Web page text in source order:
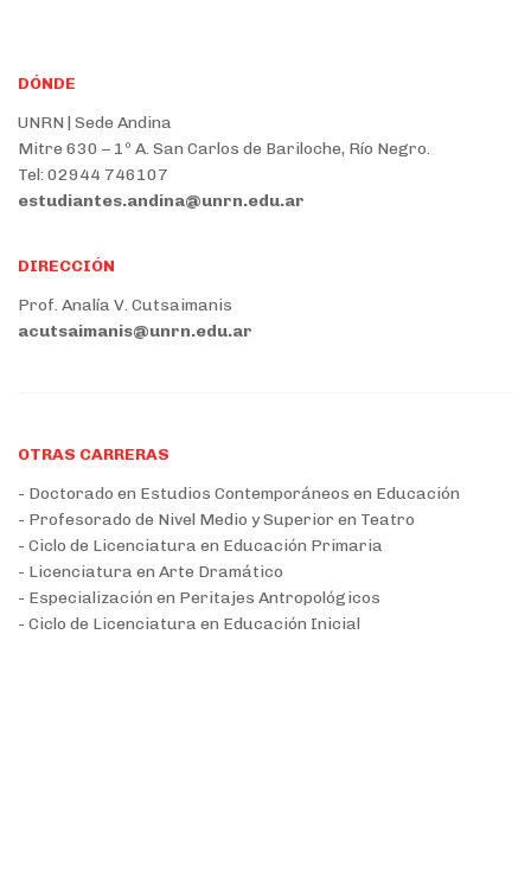
DÓNDE
UNRN | Sede Andina
Mitre 630 – 1º A. San Carlos de Bariloche, Río Negro.
Tel: 02944 746107
estudiantes.andina@unrn.edu.ar
DIRECCIÓN
Prof. Analía V. Cutsaimanis
acutsaimanis@unrn.edu.ar
OTRAS CARRERAS
- Doctorado en Estudios Contemporáneos en Educación
- Profesorado de Nivel Medio y Superior en Teatro
- Ciclo de Licenciatura en Educación Primaria
- Licenciatura en Arte Dramático
- Especialización en Peritajes Antropológicos
- Ciclo de Licenciatura en Educación Inicial